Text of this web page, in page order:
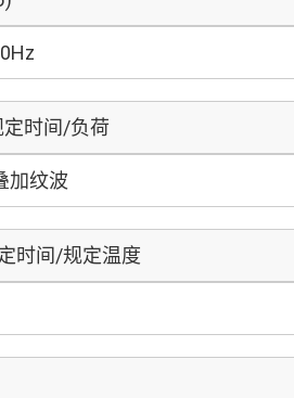
时间/负荷
加纹波
时间/规定温度